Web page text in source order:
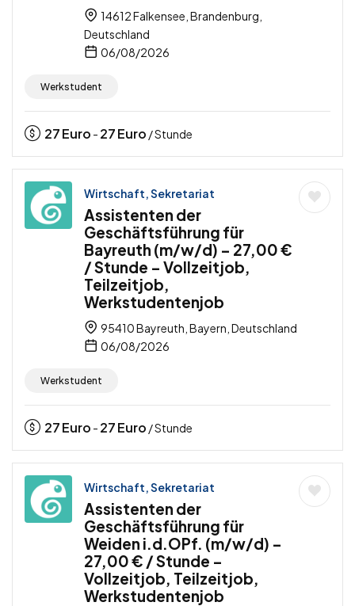
14612 Falkensee, Brandenburg,
Deutschland
06/08/2026
Werkstudent
27Euro - 27Euro / Stunde
Wirtschaft, Sekretariat
Assistenten der
Geschäftsführung für
Bayreuth (m/w/d) – 27,00 €
/ Stunde – Vollzeitjob,
Teilzeitjob,
Werkstudentenjob
95410 Bayreuth, Bayern, Deutschland
06/08/2026
Werkstudent
27Euro - 27Euro / Stunde
Wirtschaft, Sekretariat
Assistenten der
Geschäftsführung für
Weiden i.d.OPf. (m/w/d) –
27,00 € / Stunde –
Vollzeitjob, Teilzeitjob,
Werkstudentenjob